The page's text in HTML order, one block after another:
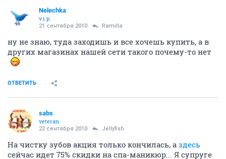
Nelechka
v.i.p.
21 сентября 2010 Ramilla
ну не знаю, туда заходишь и все хочешь купить, а в
других магазинах нашей сети такого почему-то нет
ОТВЕТИТЬ
sabs
veteran
22 сентября 2010 Jellyfish
На чистку зубов акция только кончилась, а здесь
сейчас идет 75% скидки на спа-маникюр... Я супруге